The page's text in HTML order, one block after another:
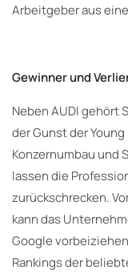
Arbeitgeber aus
Gewinner und
Neben AUDI gehört
der Gunst der
Konzernumbau und
lassen die
zurückschrecken.
kann das
Google
Rankings der